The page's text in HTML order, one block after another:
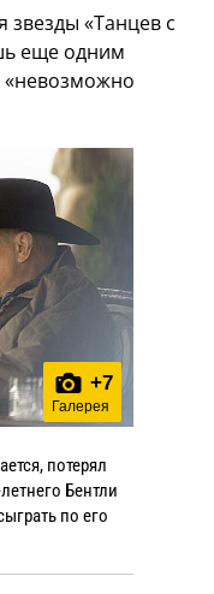
«Танцев с
еще одним
«невозможно
+7
Галерея
потерял
Бентли
по его